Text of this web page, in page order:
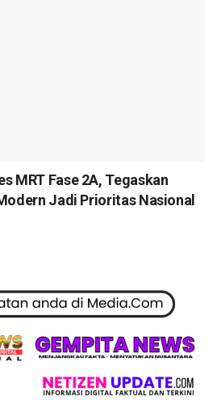
MRT Fase 2A, Tegaskan
Jadi Prioritas Nasional